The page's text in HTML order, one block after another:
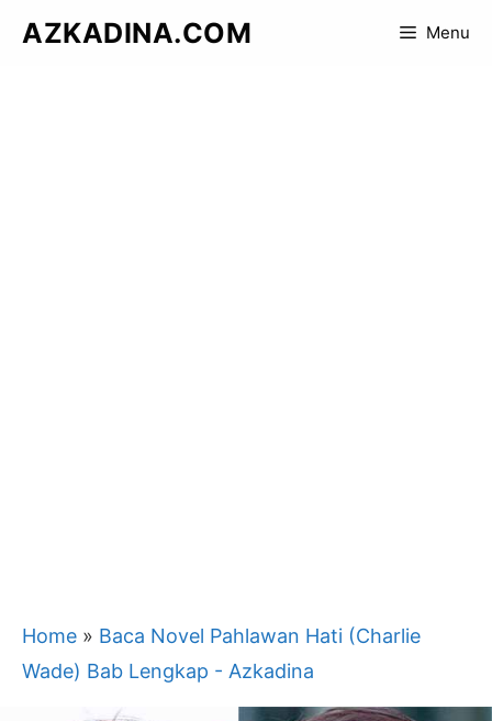
AZKADINA.COM Menu
Home » Baca Novel Pahlawan Hati (Charlie
Wade) Bab Lengkap - Azkadina